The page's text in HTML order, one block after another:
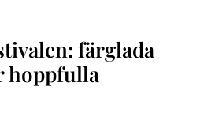
färglada
hoppfulla